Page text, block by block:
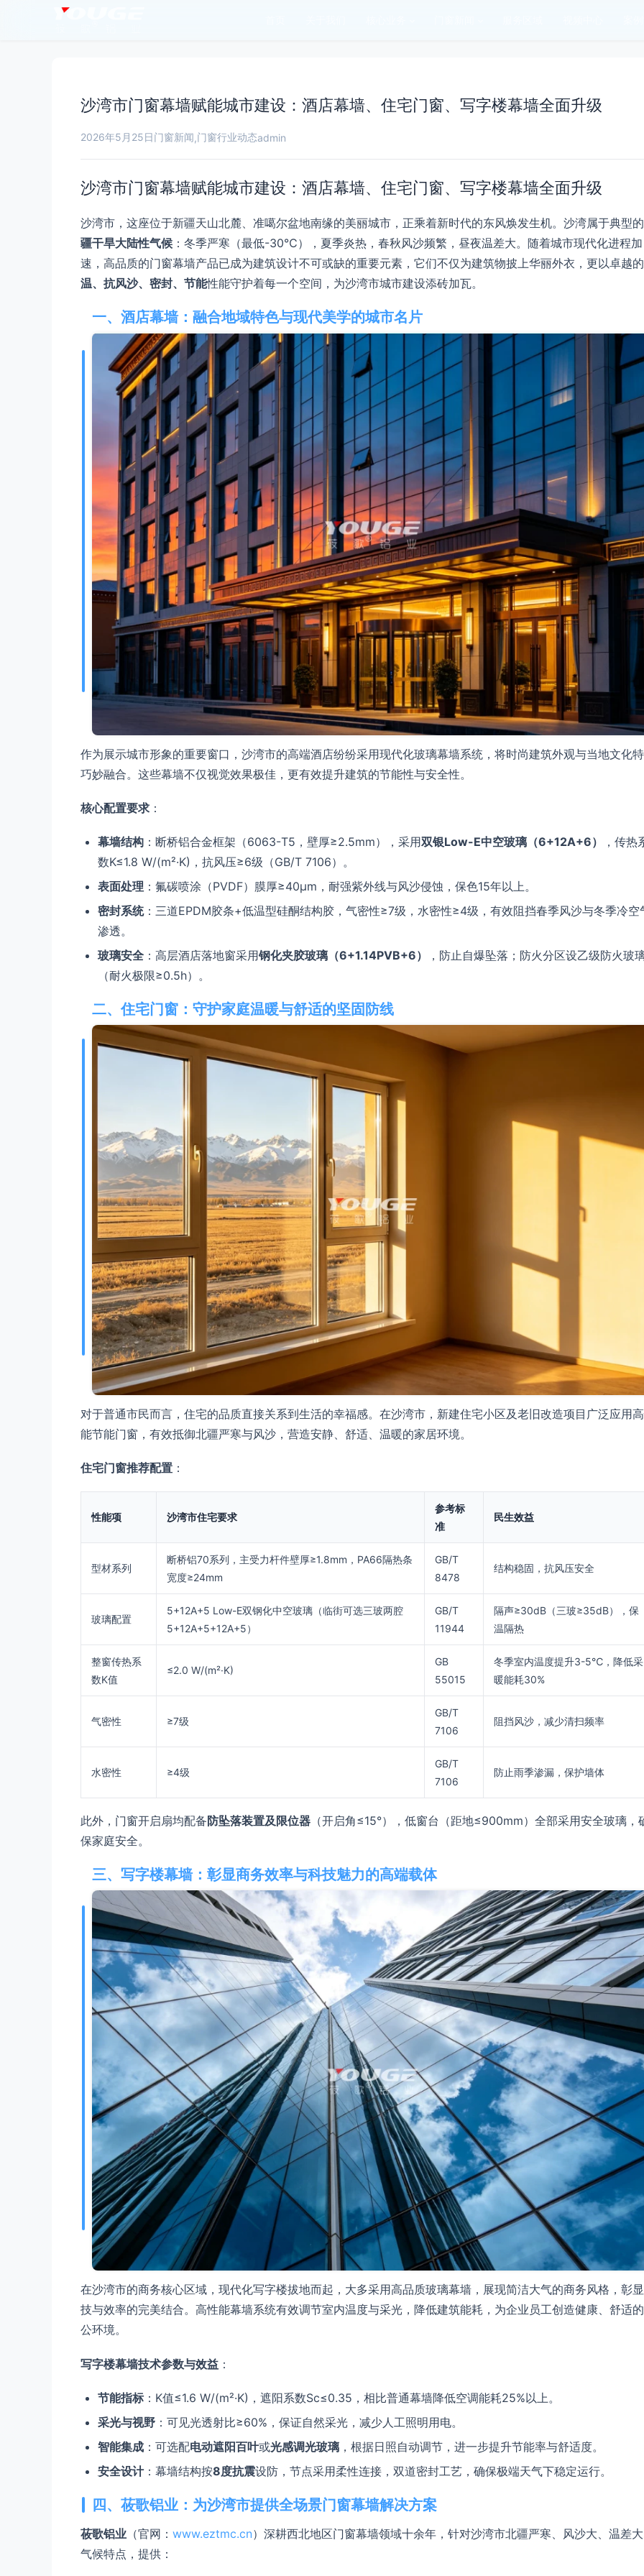
沙湾市门窗幕墙赋能城市建设：酒店幕墙、住宅门窗、写字楼幕墙全面升级
2026年5月25日门窗新闻,门窗行业动态admin
沙湾市门窗幕墙赋能城市建设：酒店幕墙、住宅门窗、写字楼幕墙全面升级
沙湾市，这座位于新疆天山北麓、准噶尔盆地南缘的美丽城市，正乘着新时代的东风焕发生机。沙湾属于典型的
疆干旱大陆性气候 ：冬季严寒（最低-30℃），夏季炎热，春秋风沙频繁，昼夜温差大。随着城市现代化进程加
速，高品质的门窗幕墙产品已成为建筑设计不可或缺的重要元素，它们不仅为建筑物披上华丽外衣，更以卓越的
温、抗风沙、密封、节能性能守护着每一个空间，为沙湾市城市建设添砖加瓦。
一、酒店幕墙：融合地域特色与现代美学的城市名片
作为展示城市形象的重要窗口，沙湾市的高端酒店纷纷采用现代化玻璃幕墙系统，将时尚建筑外观与当地文化
巧妙融合。这些幕墙不仅视觉效果极佳，更有效提升建筑的节能性与安全性。
核心配置要求 ：
幕墙结构 ：断桥铝合金框架（6063-T5，壁厚≥2.5mm），采用双银Low-E中空玻璃（6+12A+6）
，传热
数K≤1.8 W/(m²·K)，抗风压≥6级（GB/T 7106）。
表面处理 ：氟碳喷涂（PVDF）膜厚≥40μm，耐强紫外线与风沙侵蚀，保色15年以上。
密封系统：三道EPDM胶条+低温型硅酮结构胶，气密性≥7级，水密性≥4级，有效阻挡春季风沙与冬季冷空
渗透。
玻璃安全 ：高层酒店落地窗采用钢化夹胶玻璃（6+1.14PVB+6）
，防止自爆坠落；防火分区设乙级防火玻
（耐火极限≥0.5h）。
二、住宅门窗：守护家庭温暖与舒适的坚固防线
对于普通市民而言，住宅的品质直接关系到生活的幸福感。在沙湾市，新建住宅小区及老旧改造项目广泛应用
能节能门窗，有效抵御北疆严寒与风沙，营造安静、舒适、温暖的家居环境。
住宅门窗推荐配置 ：
性能项 沙湾市住宅要求
参考标
准
民生效益
型材系列
断桥铝70系列，主受力杆件壁厚≥1.8mm，PA66隔热条
宽度≥24mm
GB/T
8478
结构稳固，抗风压安全
玻璃配置
5+12A+5 Low-E双钢化中空玻璃（临街可选三玻两腔
5+12A+5+12A+5）
GB/T
11944
隔声≥30dB（三玻≥35dB），保
温隔热
整窗传热系
数K值
≤2.0 W/(m²·K)
GB
55015
冬季室内温度提升3-5℃，降低采
暖能耗30%
气密性 ≥7级
GB/T
7106
阻挡风沙，减少清扫频率
水密性 ≥4级
GB/T
7106
防止雨季渗漏，保护墙体
此外，门窗开启扇均配备防坠落装置及限位器 （开启角≤15°），低窗台（距地≤900mm）全部采用安全玻璃，
保家庭安全。
三、写字楼幕墙：彰显商务效率与科技魅力的高端载体
在沙湾市的商务核心区域，现代化写字楼拔地而起，大多采用高品质玻璃幕墙，展现简洁大气的商务风格，彰
技与效率的完美结合。高性能幕墙系统有效调节室内温度与采光，降低建筑能耗，为企业员工创造健康、舒适
公环境。
写字楼幕墙技术参数与效益 ：
节能指标：K值≤1.6 W/(m²·K)，遮阳系数Sc≤0.35，相比普通幕墙降低空调能耗25%以上。
采光与视野 ：可见光透射比≥60%，保证自然采光，减少人工照明用电。
智能集成 ：可选配电动遮阳百叶或光感调光玻璃 ，根据日照自动调节，进一步提升节能率与舒适度。
安全设计：幕墙结构按8度抗震设防，节点采用柔性连接，双道密封工艺，确保极端天气下稳定运行。
四、莜歌铝业：为沙湾市提供全场景门窗幕墙解决方案
莜歌铝业 （官网： www.eztmc.cn）深耕西北地区门窗幕墙领域十余年，针对沙湾市北疆严寒、风沙大、温差
气候特点，提供：